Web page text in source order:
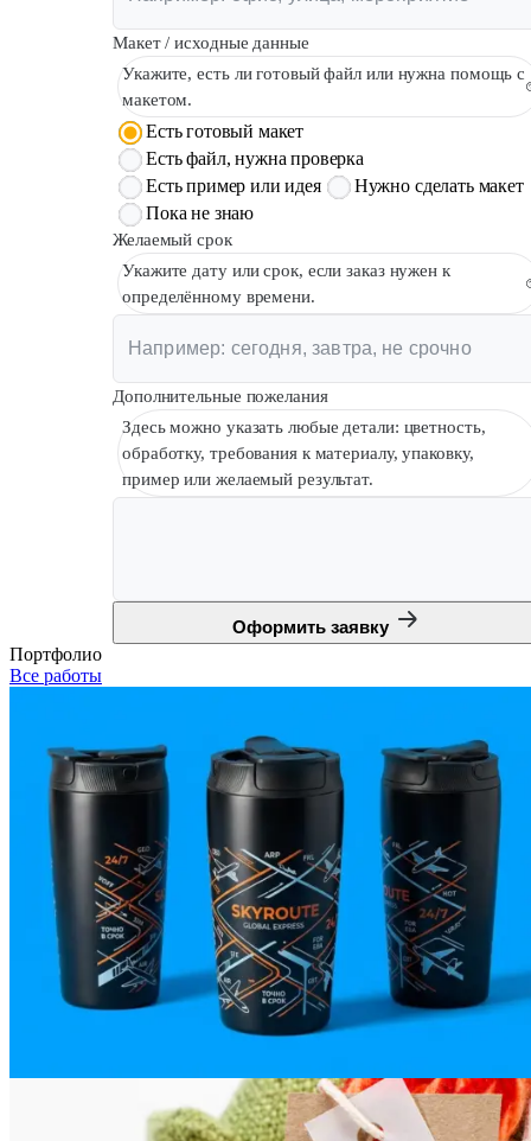
Макет / исходные данные
Укажите, есть ли готовый файл или нужна помощь с
макетом.
Есть готовый макет
Есть файл, нужна проверка
Есть пример или идея
Нужно сделать макет
Пока не знаю
Желаемый срок
Укажите дату или срок, если заказ нужен к
определённому времени.
Дополнительные пожелания
Здесь можно указать любые детали: цветность,
обработку, требования к материалу, упаковку,
пример или желаемый результат.
Оформить заявку
Портфолио
Все работы